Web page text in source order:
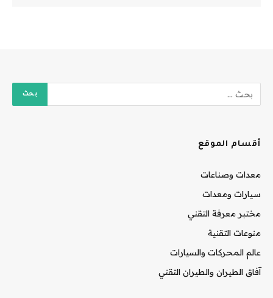
أقسام الموقع
معدات وصناعات
سيارات ومعدات
مختبر معرفة التقني
منوعات التقنية
عالم المحركات والسيارات
آفاق الطيران والطيران التقني